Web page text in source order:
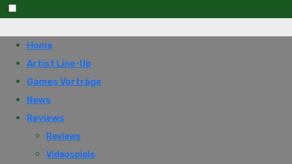
content
Home
Artist Line-Up
Games Vorträge
News
Reviews
Reviews
Videospiele